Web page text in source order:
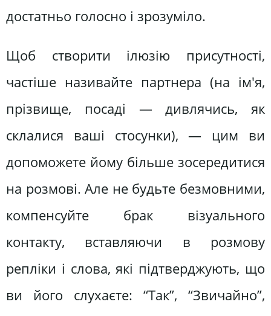
достатньо голосно і зрозуміло.
Щоб створити ілюзію присутності,
частіше називайте партнера (на ім'я,
прізвище, посаді — дивлячись, як
склалися ваші стосунки), — цим ви
допоможете йому більше зосередитися
на розмові. Але не будьте безмовними,
компенсуйте брак візуального
контакту, вставляючи в розмову
репліки і слова, які підтверджують, що
ви його слухаєте: “Так”, “Звичайно”,